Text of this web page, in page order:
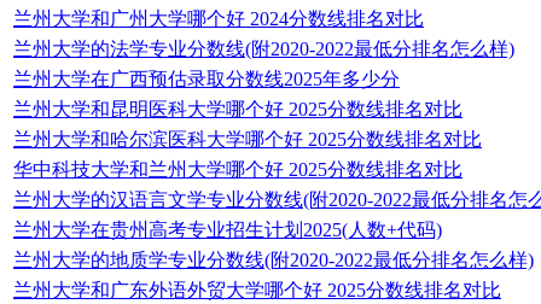
兰州大学和广州大学哪个好 2024分数线排名对比
兰州大学的法学专业分数线(附2020-2022最低分排名怎么样)
兰州大学在广西预估录取分数线2025年多少分
兰州大学和昆明医科大学哪个好 2025分数线排名对比
兰州大学和哈尔滨医科大学哪个好 2025分数线排名对比
华中科技大学和兰州大学哪个好 2025分数线排名对比
兰州大学的汉语言文学专业分数线(附2020-2022最低分排名怎
兰州大学在贵州高考专业招生计划2025(人数+代码)
兰州大学的地质学专业分数线(附2020-2022最低分排名怎么样)
兰州大学和广东外语外贸大学哪个好 2025分数线排名对比